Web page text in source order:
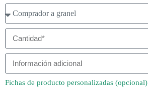
Fichas de producto personalizadas (opcional)